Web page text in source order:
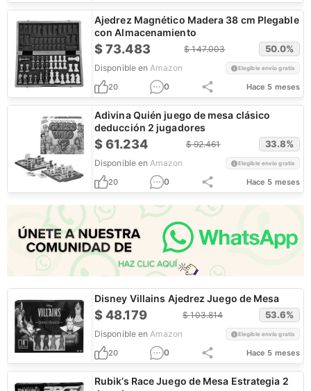
Ajedrez Magnético Madera 38 cm Plegable
con Almacenamiento
$73.483 $147.003 50.0%
Disponible en Amazon Elegible envío gratis
20 0 Hace 5 meses
Adivina Quién juego de mesa clásico
deducción 2 jugadores
$61.234 $92.461 33.8%
Disponible en Amazon Elegible envío gratis
20 0 Hace 5 meses
Disney Villains Ajedrez Juego de Mesa
$48.179 $103.814 53.6%
Disponible en Amazon Elegible envío gratis
20 0 Hace 5 meses
Rubik’s Race Juego de Mesa Estrategia 2